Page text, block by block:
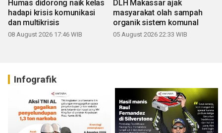
Humas didorong naik kelas
hadapi krisis komunikasi
dan multikrisis
08 August 2026 17:46 WIB
DLH Makassar ajak
masyarakat olah sampah
organik sistem komunal
05 August 2026 22:33 WIB
Infografik